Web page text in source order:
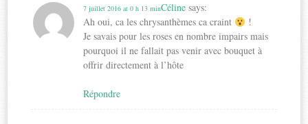
Céline says:
7 juillet 2016 at 0 h 13 min
Ah oui, ca les chrysanthèmes ca craint
!
Je savais pour les roses en nombre impairs mais
pourquoi il ne fallait pas venir avec bouquet à
offrir directement à l’hôte
Répondre